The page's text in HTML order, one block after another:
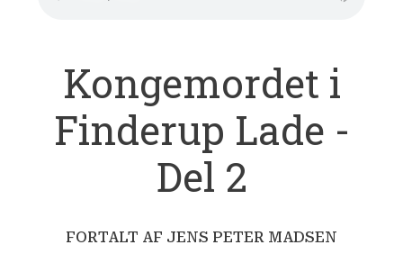
Kongemordet i
Finderup Lade -
Del 2
FORTALT AF JENS PETER MADSEN